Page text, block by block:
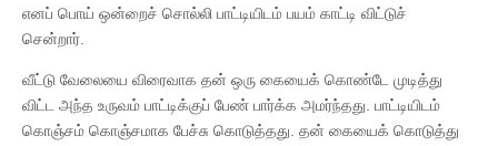
எனப் பொய் ஒன்றைச் சொல்லி பாட்டியிடம் பயம் காட்டி விட்டுச்
சென்றார்.
வீட்டு வேலையை விரைவாக தன் ஒரு கையைக் கொண்டே முடித்து
விட்ட அந்த உருவம் பாட்டிக்குப் பேண் பார்க்க அமர்ந்தது. பாட்டியிடம்
கொஞ்சம் கொஞ்சமாக பேச்சு கொடுத்தது. தன் கையைக் கொடுத்து